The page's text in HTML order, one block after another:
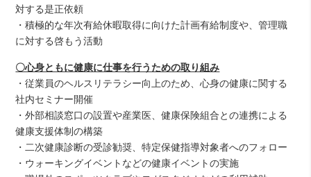
対する是正依頼
・積極的な年次有給休暇取得に向けた計画有給制度や、管理職
に対する啓もう活動
〇心身ともに健康に仕事を行うための取り組み
・従業員のヘルスリテラシー向上のため、心身の健康に関する
社内セミナー開催
・外部相談窓口の設置や産業医、健康保険組合との連携による
健康支援体制の構築
・二次健康診断の受診勧奨、特定保健指導対象者へのフォロー
・ウォーキングイベントなどの健康イベントの実施